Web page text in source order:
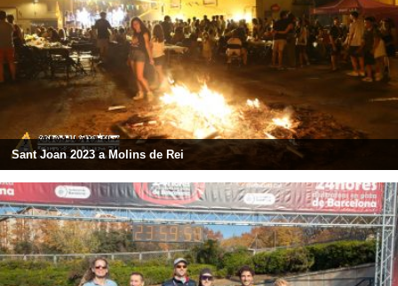
Sant Joan 2023 a Molins de Rei